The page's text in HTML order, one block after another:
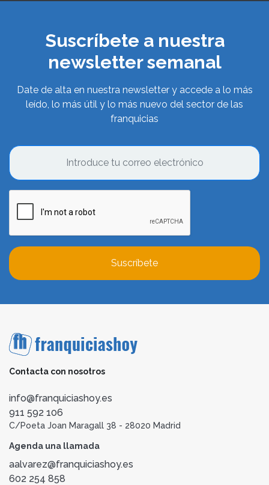
Suscríbete a nuestra
newsletter semanal
Date de alta en nuestra newsletter y accede a lo más
leído, lo más útil y lo más nuevo del sector de las
franquicias
Suscríbete
Contacta con nosotros
info@franquiciashoy.es
911 592 106
C/Poeta Joan Maragall 38 - 28020 Madrid
Agenda una llamada
aalvarez@franquiciashoy.es
602 254 858